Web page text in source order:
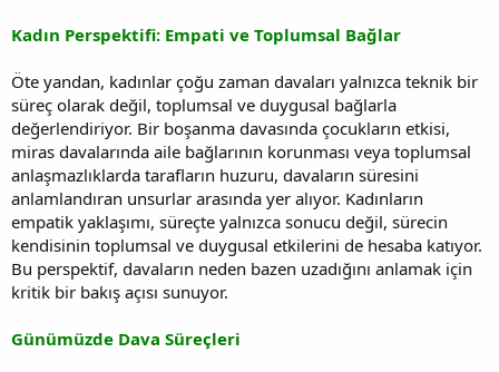
Kadın Perspektifi: Empati ve Toplumsal Bağlar
Öte yandan, kadınlar çoğu zaman davaları yalnızca teknik bir
süreç olarak değil, toplumsal ve duygusal bağlarla
değerlendiriyor. Bir boşanma davasında çocukların etkisi,
miras davalarında aile bağlarının korunması veya toplumsal
anlaşmazlıklarda tarafların huzuru, davaların süresini
anlamlandıran unsurlar arasında yer alıyor. Kadınların
empatik yaklaşımı, süreçte yalnızca sonucu değil, sürecin
kendisinin toplumsal ve duygusal etkilerini de hesaba katıyor.
Bu perspektif, davaların neden bazen uzadığını anlamak için
kritik bir bakış açısı sunuyor.
Günümüzde Dava Süreçleri